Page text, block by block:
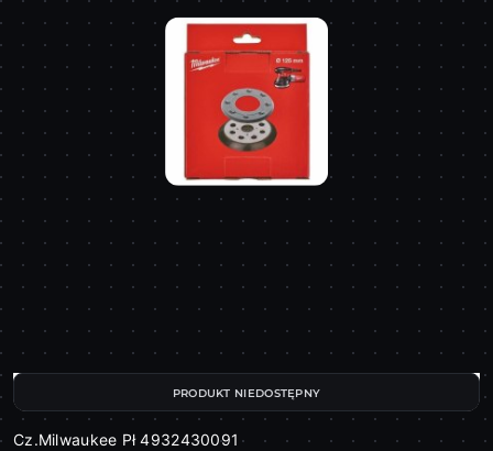
Cz.Milwaukee Pł 4932430091
PRODUKT NIEDOSTĘPNY